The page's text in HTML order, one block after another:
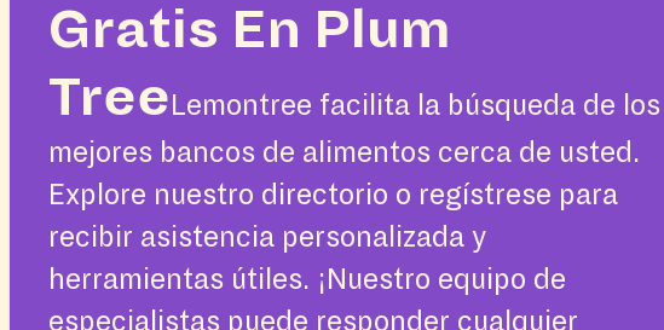
Gratis En Plum
Tree Lemontree facilita la búsqueda de los
mejores bancos de alimentos cerca de usted.
Explore nuestro directorio o regístrese para
recibir asistencia personalizada y
herramientas útiles. ¡Nuestro equipo de
especialistas puede responder cualquier